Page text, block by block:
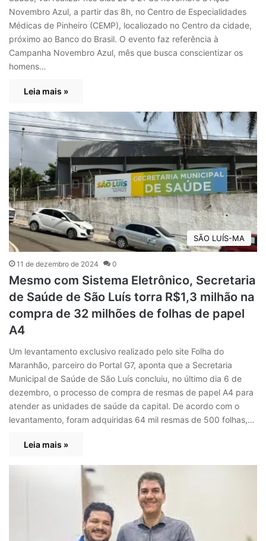
Novembro Azul, a partir das 8h, no Centro de Especialidades
Médicas de Pinheiro (CEMP), localiozado no Centro da cidade,
próximo ao Banco do Brasil. O evento faz referência à
Campanha Novembro Azul, mês que busca conscientizar os
homens…
Leia mais »
SÃO LUÍS-MA
11 de dezembro de 2024 0
Mesmo com Sistema Eletrônico, Secretaria
de Saúde de São Luís torra R$1,3 milhão na
compra de 32 milhões de folhas de papel
A4
Um levantamento exclusivo realizado pelo site Folha do
Maranhão, parceiro do Portal G7, aponta que a Secretaria
Municipal de Saúde de São Luís concluiu, no último dia 6 de
dezembro, o processo de compra de resmas de papel A4 para
atender as unidades de saúde da capital. De acordo com o
levantamento, foram adquiridas 64 mil resmas de 500 folhas,…
Leia mais »